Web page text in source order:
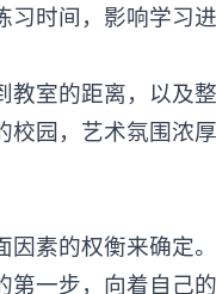
时间，影响学习进
室的距离，以及
园，艺术氛围浓厚
素的权衡来确定
一步，向着自己